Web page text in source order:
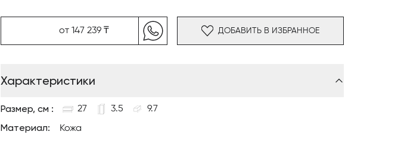
украшения рабочего пространства.
от 147 239 ₸ ДОБАВИТЬ В ИЗБРАННОЕ
Характеристики
Размер, см : 27 3.5 9.7
Материал: Кожа